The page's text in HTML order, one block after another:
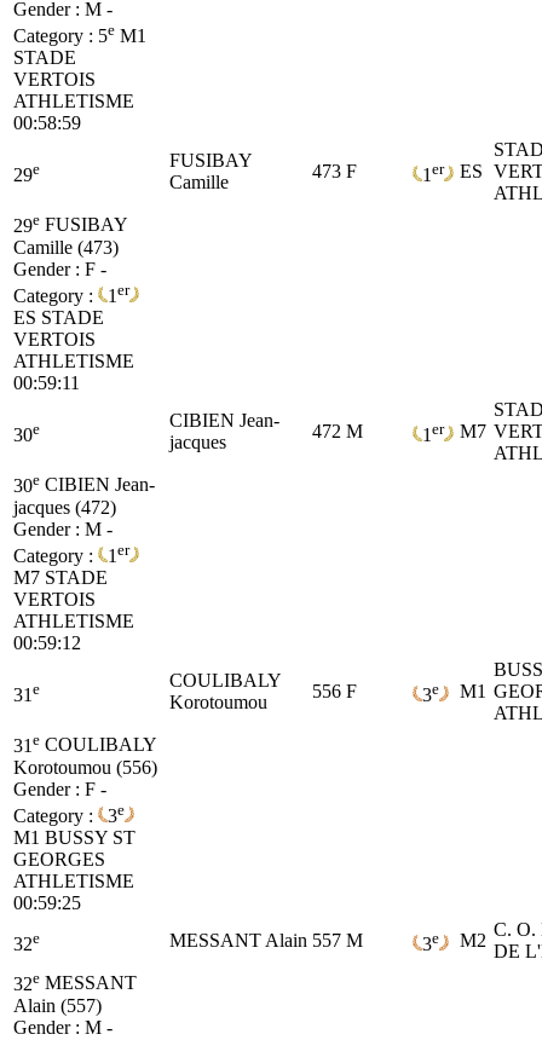
Gender : M -
Category : 5e M1
STADE
VERTOIS
ATHLETISME
00:58:59
29e
FUSIBAY
Camille
473 F 1 er ES
29e FUSIBAY
Camille (473)
Gender : F -
Category :
1 er
ES STADE
VERTOIS
ATHLETISME
00:59:11
30e
CIBIEN Jean-
jacques
472 M 1 er M7
30e CIBIEN Jean-
jacques (472)
Gender : M -
Category :
1 er
M7 STADE
VERTOIS
ATHLETISME
00:59:12
31 e
COULIBALY
Korotoumou
556 F 3e M1
31 e COULIBALY
Korotoumou (556)
Gender : F -
Category :
3e
M1 BUSSY ST
GEORGES
ATHLETISME
00:59:25
32e MESSANT Alain 557 M 3e M2
C. O.
DE
32e MESSANT
Alain (557)
Gender : M -